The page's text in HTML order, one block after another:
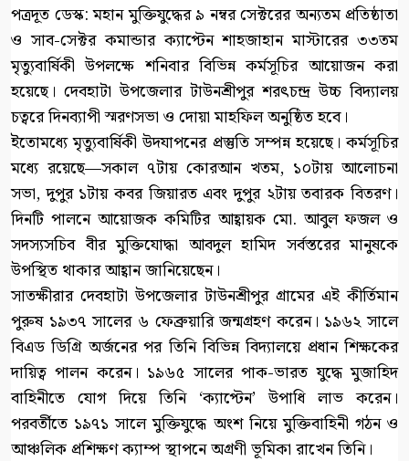
পত্রদূত ডেস্ক: মহান মুক্তিযুদ্ধের ৯ নম্বর সেক্টরের অন্যতম প্রতিষ্ঠাতা
ও সাব-সেক্টর কমান্ডার ক্যাপ্টেন শাহজাহান মাস্টারের ৩৩তম
মৃত্যুবার্ষিকী উপলক্ষে শনিবার বিভিন্ন কর্মসূচির আয়োজন করা
হয়েছে। দেবহাটা উপজেলার টাউনশ্রীপুর শরৎচন্দ্র উচ্চ বিদ্যালয়
চত্বরে দিনব্যাপী স্মরণসভা ও দোয়া মাহফিল অনুষ্ঠিত হবে।
ইতোমধ্যে মৃত্যুবার্ষিকী উদযাপনের প্রস্তুতি সম্পন্ন হয়েছে। কর্মসূচির
মধ্যে রয়েছে—সকাল ৭টায় কোরআন খতম, ১০টায় আলোচনা
সভা, দুপুর ১টায় কবর জিয়ারত এবং দুপুর ২টায় তবারক বিতরণ।
দিনটি পালনে আয়োজক কমিটির আহ্বায়ক মো. আবুল ফজল ও
সদস্যসচিব বীর মুক্তিযোদ্ধা আবদুল হামিদ সর্বস্তরের মানুষকে
উপস্থিত থাকার আহ্বান জানিয়েছেন।
সাতক্ষীরার দেবহাটা উপজেলার টাউনশ্রীপুর গ্রামের এই কীর্তিমান
পুরুষ ১৯৩৭ সালের ৬ ফেব্রুয়ারি জন্মগ্রহণ করেন। ১৯৬২ সালে
বিএড ডিগ্রি অর্জনের পর তিনি বিভিন্ন বিদ্যালয়ে প্রধান শিক্ষকের
দায়িত্ব পালন করেন। ১৯৬৫ সালের পাক-ভারত যুদ্ধে মুজাহিদ
বাহিনীতে যোগ দিয়ে তিনি ‘ক্যাপ্টেন’ উপাধি লাভ করেন।
পরবর্তীতে ১৯৭১ সালে মুক্তিযুদ্ধে অংশ নিয়ে মুক্তিবাহিনী গঠন ও
আঞ্চলিক প্রশিক্ষণ ক্যাম্প স্থাপনে অগ্রণী ভূমিকা রাখেন তিনি।